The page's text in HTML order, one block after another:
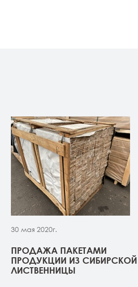
30 мая 2020г.
ПРОДАЖА ПАКЕТАМИ
ПРОДУКЦИИ ИЗ СИБИРСКОЙ
ЛИСТВЕННИЦЫ